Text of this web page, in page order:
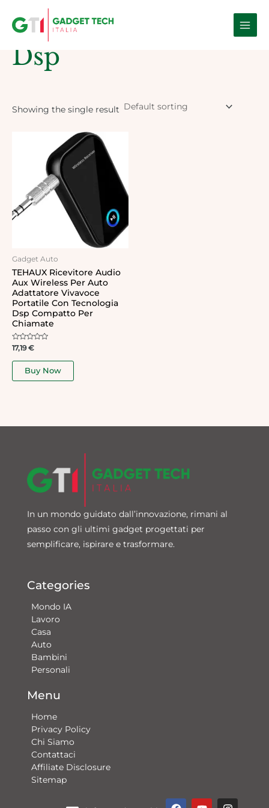
Main
Home / Products tagged “Dsp”
Dsp
Showing the single result
Gadget Auto
TEHAUX Ricevitore Audio
Aux Wireless Per Auto
Adattatore Vivavoce
Portatile Con Tecnologia
Dsp Compatto Per
Chiamate
Rated
out
17,19€
Buy Now
In un mondo guidato dall’innovazione, rimani al
passo con gli ultimi gadget progettati per
semplificare, ispirare e trasformare.
Categories
Mondo IA
Lavoro
Casa
Auto
Bambini
Personali
Menu
Home
Privacy Policy
Chi Siamo
Contattaci​
Affiliate Disclosure
Sitemap
F
Y
I
G